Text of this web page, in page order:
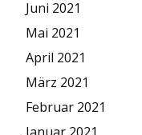
Juni 2021
Mai 2021
April 2021
März 2021
Februar 2021